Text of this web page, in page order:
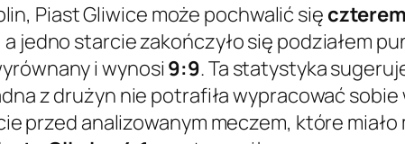
Piast Gliwice może pochwalić się
jedno starcie zakończyło się podziałem
i wynosi 9:9. Ta statystyka
z drużyn nie potrafiła wypracować
przed analizowanym meczem, które miało